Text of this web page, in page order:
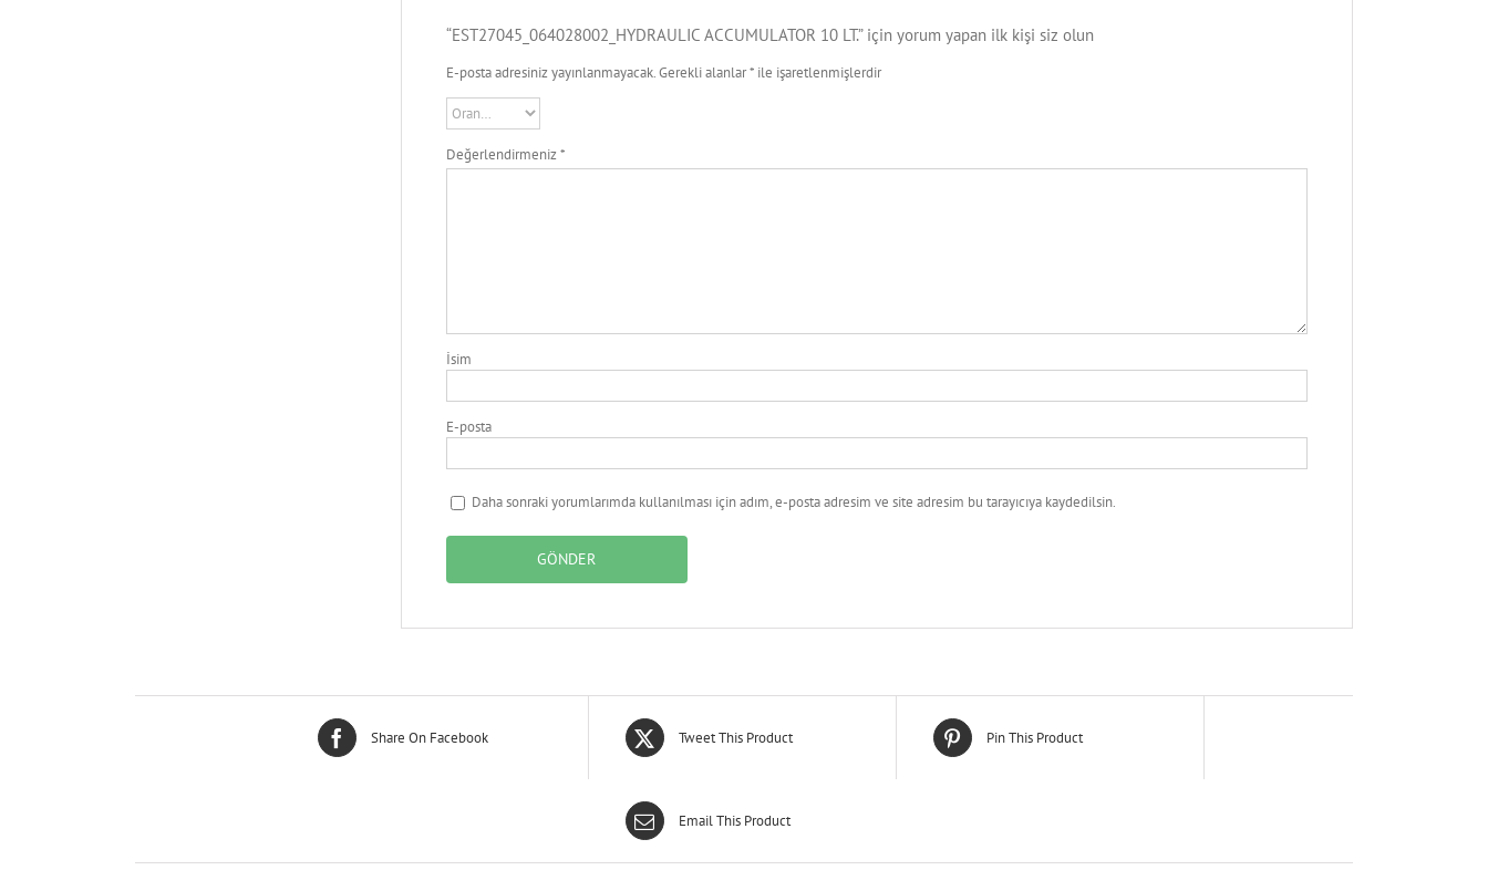
“EST27045_064028002_HYDRAULIC ACCUMULATOR 10 LT.” için yorum yapan ilk kişi siz olun
E-posta adresiniz yayınlanmayacak.Gerekli alanlar* ile işaretlenmişlerdir
Değerlendirmeniz*
İsim
E-posta
Daha sonraki yorumlarımda kullanılması için adım, e-posta adresim ve site adresim bu tarayıcıya kaydedilsin.
Share On Facebook Tweet This Product Pin This Product
Email This Product